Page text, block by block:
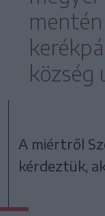
község
A miértről
kérdeztük,